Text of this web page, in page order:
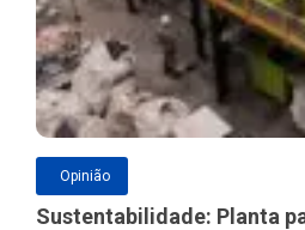
Opinião
Sustentabilidade: Planta